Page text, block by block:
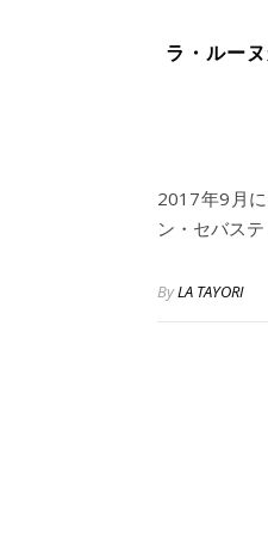
ラ・ルー
2017年9月
ン・セバス
ByLA TAYORI